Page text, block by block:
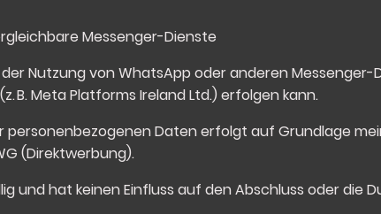
Messenger-Dienste
der Nutzung von WhatsApp oder anderen
B. Meta Platforms Ireland Ltd.) erfolgen kann.
Daten erfolgt auf Grundlage
(Direktwerbung).
und hat keinen Einfluss auf den Abschluss oder die